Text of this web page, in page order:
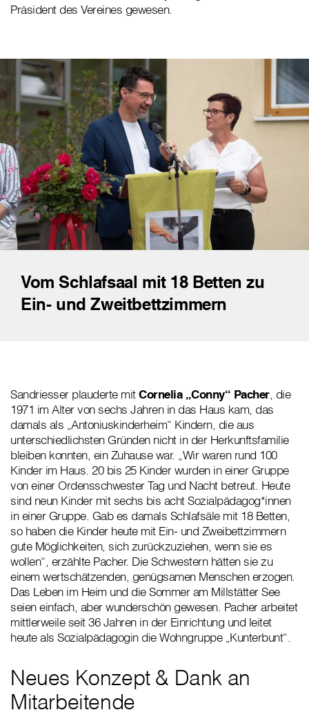
Präsident des Vereines gewesen.
Vom Schlafsaal mit 18 Betten zu
Ein- und Zweitbettzimmern
Sandriesser plauderte mitCornelia „Conny“ Pacher, die
1971 im Alter von sechs Jahren in das Haus kam, das
damals als „Antoniuskinderheim“ Kindern, die aus
unterschiedlichsten Gründen nicht in der Herkunftsfamilie
bleiben konnten, ein Zuhause war. „Wir waren rund 100
Kinder im Haus. 20 bis 25 Kinder wurden in einer Gruppe
von einer Ordensschwester Tag und Nacht betreut. Heute
sind neun Kinder mit sechs bis acht Sozialpädagog*innen
in einer Gruppe. Gab es damals Schlafsäle mit 18 Betten,
so haben die Kinder heute mit Ein- und Zweibettzimmern
gute Möglichkeiten, sich zurückzuziehen, wenn sie es
wollen“, erzählte Pacher. Die Schwestern hätten sie zu
einem wertschätzenden, genügsamen Menschen erzogen.
Das Leben im Heim und die Sommer am Millstätter See
seien einfach, aber wunderschön gewesen. Pacher arbeitet
mittlerweile seit 36 Jahren in der Einrichtung und leitet
heute als Sozialpädagogin die Wohngruppe „Kunterbunt“.
Neues Konzept & Dank an
Mitarbeitende